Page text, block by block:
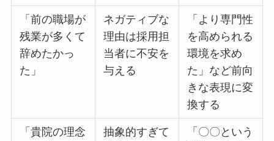
「前の職場が
残業が多くて
辞めたかっ
た」
ネガティブな
理由は採用担
当者に不安を
与える
「より専門性
を高められる
環境を求め
た」など前向
きな表現に変
換する
「貴院の理念
抽象的すぎて
「〇〇という